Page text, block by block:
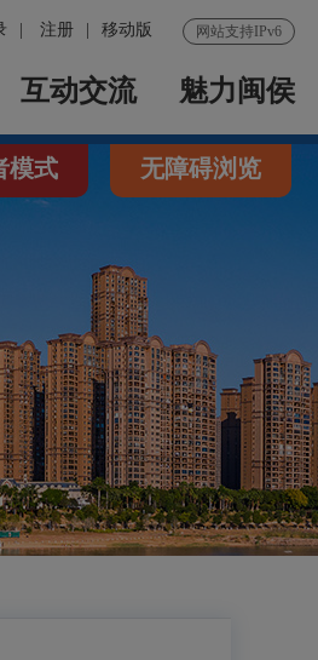
网站支持IPv6
注册 移动版
互动交流 魅力闽侯
模式 无障碍浏览